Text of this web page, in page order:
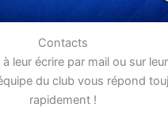
Contacts
à leur écrire par mail ou sur
du club vous répond
rapidement !